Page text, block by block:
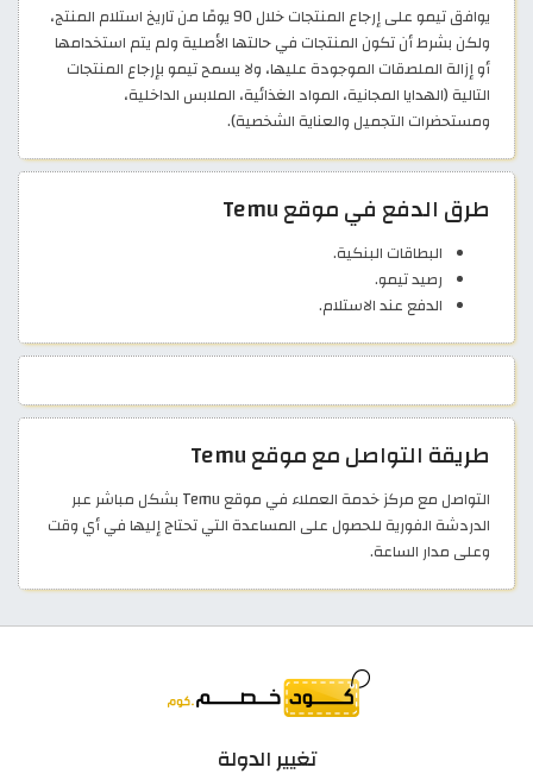
يوافق تيمو على إرجاع المنتجات خلال 90 يومًا من تاريخ استلام المنتج،
ولكن بشرط أن تكون المنتجات في حالتها الأصلية ولم يتم استخدامها
أو إزالة الملصقات الموجودة عليها، ولا يسمح تيمو بإرجاع المنتجات
التالية (الهدايا المجانية، المواد الغذائية، الملابس الداخلية،
ومستحضرات التجميل والعناية الشخصية).
طرق الدفع في موقع Temu
البطاقات البنكية.
رصيد تيمو.
الدفع عند الاستلام.
طريقة التواصل مع موقع Temu
التواصل مع مركز خدمة العملاء في موقع Temu بشكل مباشر عبر
الدردشة الفورية للحصول على المساعدة التي تحتاج إليها في أي وقت
وعلى مدار الساعة.
تغيير الدولة